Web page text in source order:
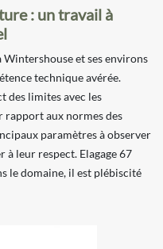
: un travail à
Wintershouse et ses environs
technique avérée.
des limites avec les
aux normes des
paramètres à observer
leur respect. Elagage 67
le domaine, il est plébiscité